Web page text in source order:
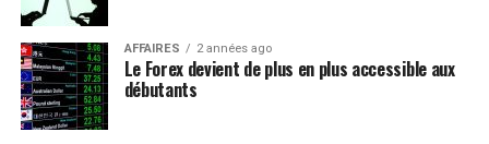
AFFAIRES 2 années ago
Le Forex devient de plus en plus accessible aux
débutants